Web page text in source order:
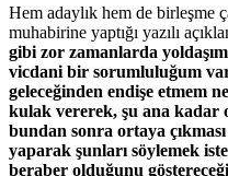
Hem adaylık hem de birleşme
muhabirine yaptığı yazılı
gibi zor zamanlarda
vicdani bir sorumluluğum
geleceğinden endişe etmem
kulak vererek, şu ana kadar
bundan sonra ortaya
yaparak şunları söylemek
beraber olduğunu